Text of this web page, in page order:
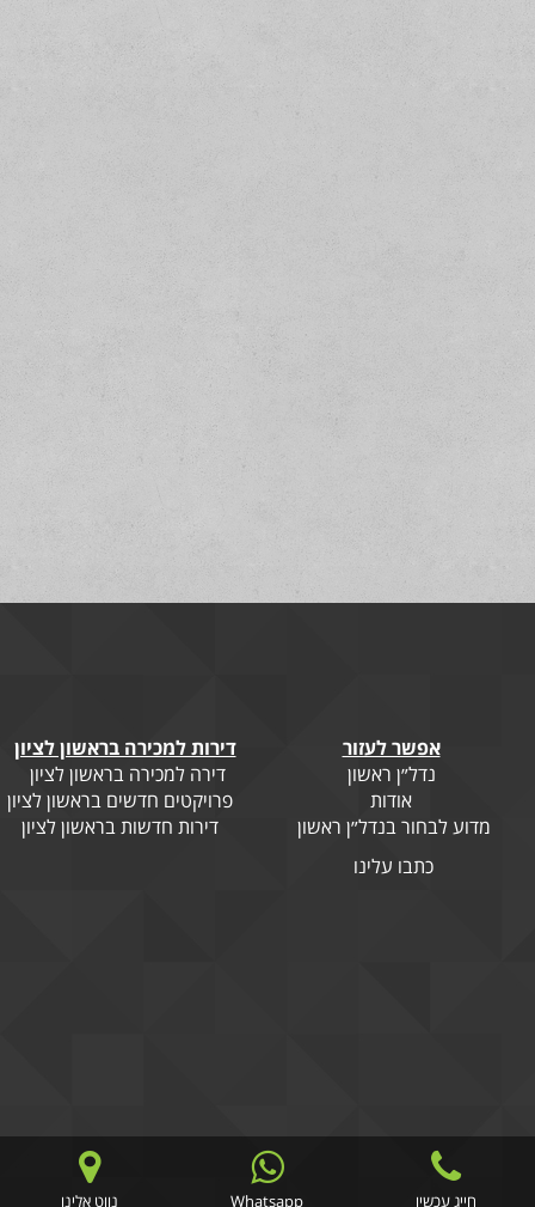
נווט אלינו Whatsapp חייג עכשיו
אפשר לעזור
דירות למכירה בראשון לציון
נדל״ן ראשון
דירה למכירה בראשון לציון
אודות
פרויקטים חדשים בראשון לציון
מדוע לבחור בנדל״ן ראשון
דירות חדשות בראשון לציון
כתבו עלינו